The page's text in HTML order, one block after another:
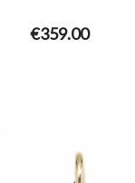
€359.00